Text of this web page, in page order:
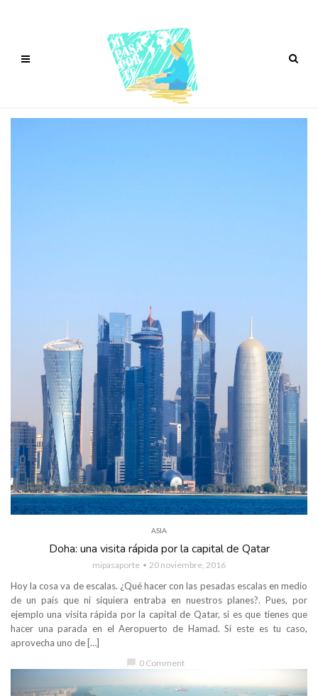
ASIA
Doha: una visita rápida por la capital de Qatar
mipasaporte 20 noviembre, 2016
Hoy la cosa va de escalas. ¿Qué hacer con las pesadas escalas en medio
de un país que ni siquiera entraba en nuestros planes?. Pues, por
ejemplo una visita rápida por la capital de Qatar, si es que tienes que
hacer una parada en el Aeropuerto de Hamad. Si este es tu caso,
aprovecha uno de […]
0 Comment